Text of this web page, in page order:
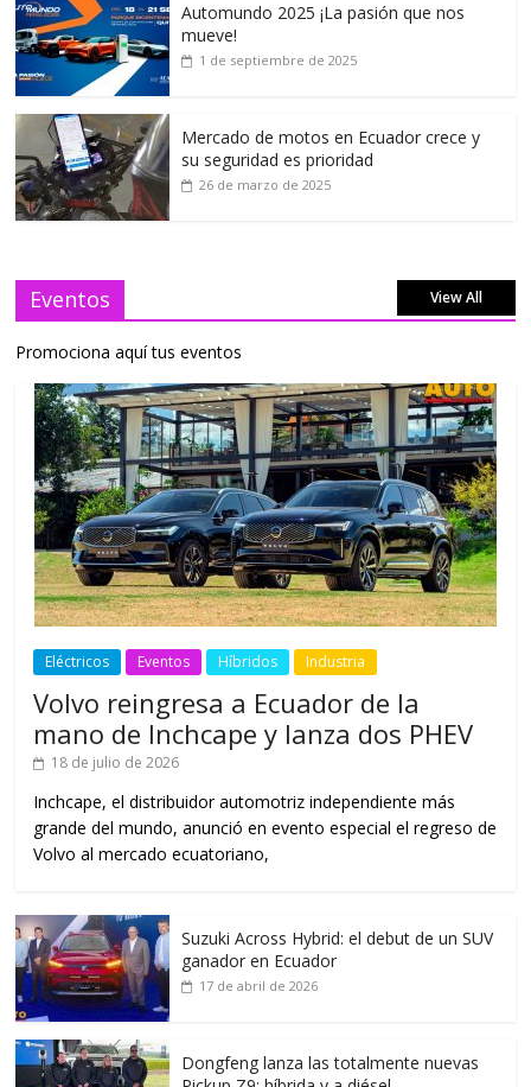
Automundo 2025 ¡La pasión que nos
mueve!
1 de septiembre de 2025
Mercado de motos en Ecuador crece y
su seguridad es prioridad
26 de marzo de 2025
Eventos View All
Promociona aquí tus eventos
Eléctricos Eventos Híbridos Industria
Volvo reingresa a Ecuador de la
mano de Inchcape y lanza dos PHEV
18 de julio de 2026
Inchcape, el distribuidor automotriz independiente más
grande del mundo, anunció en evento especial el regreso de
Volvo al mercado ecuatoriano,
Suzuki Across Hybrid: el debut de un SUV
ganador en Ecuador
17 de abril de 2026
Dongfeng lanza las totalmente nuevas